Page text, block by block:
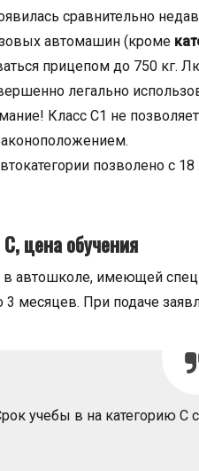
сравнительно
автомашин (кроме
прицепом до 750 кг.
легально
Класс С1 не
позволено с
цена обучения
в автошколе, имеющей
3 месяцев. При подаче
учебы в на категорию С